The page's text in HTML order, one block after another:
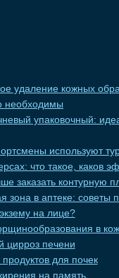
удаление кожных
необходимы
упаковочный:
используют
что такое, каков
заказать контурную
зона в аптеке:
на лице?
в
цирроз печени
для почек
на память